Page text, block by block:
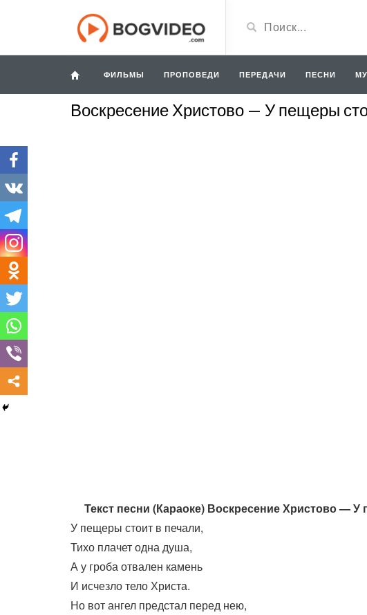
ФИЛЬМЫ ПРОПОВЕДИ ПЕРЕДАЧИ ПЕСНИ
Воскресение Христово — У пещеры
Текст песни (Караоке) Воскресение Христово —
У пещеры стоит в печали,
Тихо плачет одна душа,
А у гроба отвален камень
И исчезло тело Христа.
Но вот ангел предстал перед нею,